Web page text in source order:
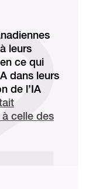
leurs
ce qui
dans leurs
de l’IA
celle des